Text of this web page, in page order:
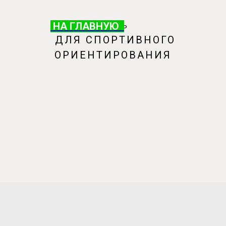
НА ГЛАВНУЮ
ОБУВЬ
ДЛЯ СПОРТИВНОГО
ОРИЕНТИРОВАНИЯ
НА ГЛАВНУЮ